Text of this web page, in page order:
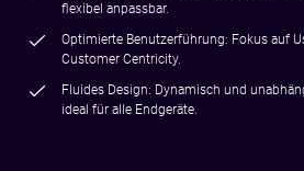
flexibel anpassbar.
Optimierte Benutzerführung: Fokus auf
Customer Centricity.
Fluides Design: Dynamisch und
ideal für alle Endgeräte.